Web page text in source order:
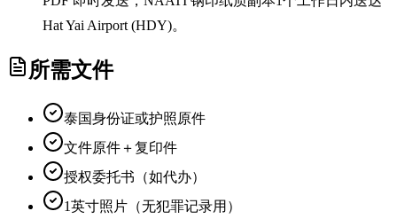
Hat Yai Airport (HDY)。
所需文件
泰国身份证或护照原件
文件原件＋复印件
授权委托书（如代办）
1英寸照片（无犯罪记录用）